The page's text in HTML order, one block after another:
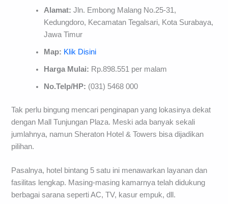
Alamat: Jln. Embong Malang No.25-31,
Kedungdoro, Kecamatan Tegalsari, Kota Surabaya,
Jawa Timur
Map: Klik Disini
Harga Mulai: Rp.898.551 per malam
No.Telp/HP: (031) 5468 000
Tak perlu bingung mencari penginapan yang lokasinya dekat
dengan Mall Tunjungan Plaza. Meski ada banyak sekali
jumlahnya, namun Sheraton Hotel & Towers bisa dijadikan
pilihan.
Pasalnya, hotel bintang 5 satu ini menawarkan layanan dan
fasilitas lengkap. Masing-masing kamarnya telah didukung
berbagai sarana seperti AC, TV, kasur empuk, dll.